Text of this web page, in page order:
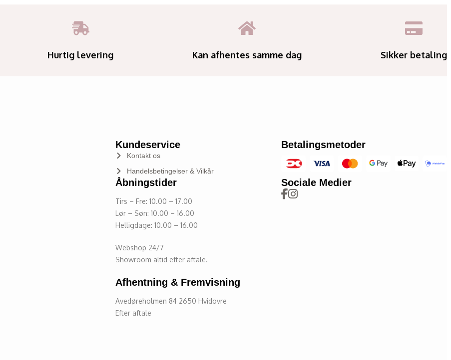
Hurtig levering Kan afhentes samme dag Sikker betaling
Kundeservice
Kontakt os
Handelsbetingelser & Vilkår
Åbningstider
Tirs – Fre: 10.00 – 17.00
Lør – Søn: 10.00 – 16.00
Helligdage: 10.00 – 16.00
Webshop 24/7
Showroom altid efter aftale.
Afhentning & Fremvisning
Avedøreholmen 84 2650 Hvidovre
Efter aftale
Betalingsmetoder
Sociale Medier